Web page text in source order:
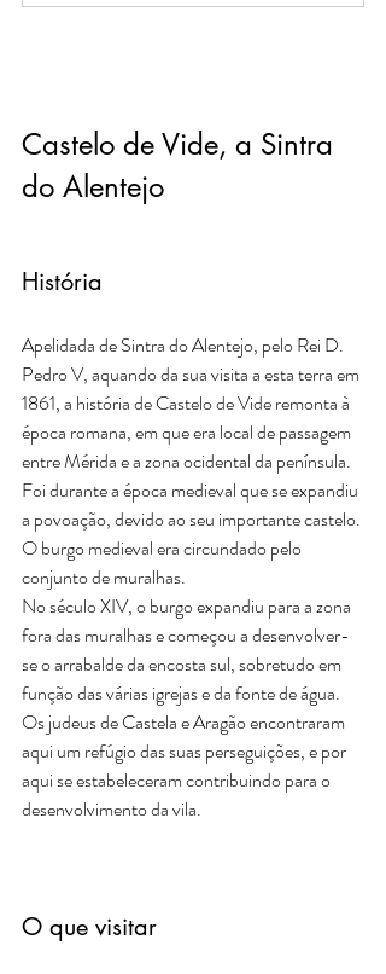
Castelo de Vide, a Sintra
do Alentejo
História
Apelidada de Sintra do Alentejo, pelo Rei D.
Pedro V, aquando da sua visita a esta terra em
1861, a história de Castelo de Vide remonta à
época romana, em que era local de passagem
entre Mérida e a zona ocidental da península.
Foi durante a época medieval que se expandiu
a povoação, devido ao seu importante castelo.
O burgo medieval era circundado pelo
conjunto de muralhas.
No século XIV, o burgo expandiu para a zona
fora das muralhas e começou a desenvolver-
se o arrabalde da encosta sul, sobretudo em
função das várias igrejas e da fonte de água.
Os judeus de Castela e Aragão encontraram
aqui um refúgio das suas perseguições, e por
aqui se estabeleceram contribuindo para o
desenvolvimento da vila.
O que visitar